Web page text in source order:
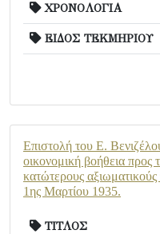
ΧΡΟΝΟΛΟΓΙΑ
ΕΙΔΟΣ ΤΕΚΜΗΡΙΟΥ
Επιστολή του Ε.
οικονομική βοήθεια προς
κατώτερους
1ης Μαρτίου 1935.
ΤΙΤΛΟΣ